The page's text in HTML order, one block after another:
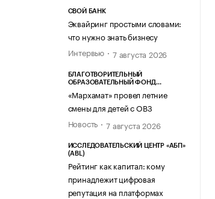
СВОЙ БАНК
Эквайринг простыми словами:
что нужно знать бизнесу
Интервью
7 августа 2026
БЛАГОТВОРИТЕЛЬНЫЙ
ОБРАЗОВАТЕЛЬНЫЙ ФОНД
«Мархамат» провел летние
смены для детей с ОВЗ
Новость
7 августа 2026
ИССЛЕДОВАТЕЛЬСКИЙ ЦЕНТР «АБП»
(ABL)
Рейтинг как капитал: кому
принадлежит цифровая
репутация на платформах